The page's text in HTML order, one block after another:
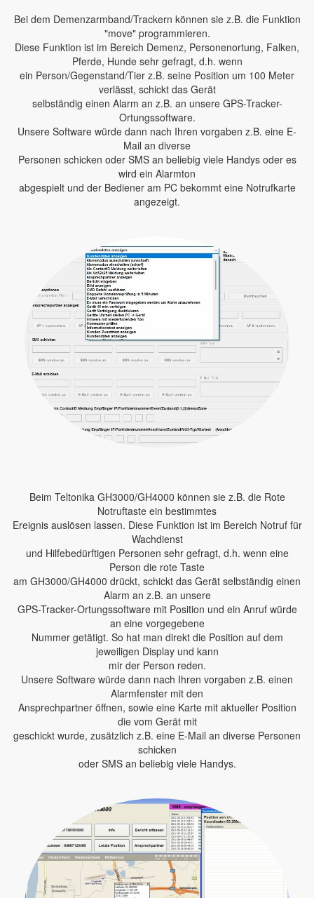
Bei dem Demenzarmband/Trackern können sie z.B. die Funktion
"move" programmieren.
Diese Funktion ist im Bereich Demenz, Personenortung, Falken,
Pferde, Hunde sehr gefragt, d.h. wenn
ein Person/Gegenstand/Tier z.B. seine Position um 100 Meter
verlässt, schickt das Gerät
selbständig einen Alarm an z.B. an unsere GPS-Tracker-
Ortungssoftware.
Unsere Software würde dann nach Ihren vorgaben z.B. eine E-
Mail an diverse
Personen schicken oder SMS an beliebig viele Handys oder es
wird ein Alarmton
abgespielt und der Bediener am PC bekommt eine Notrufkarte
angezeigt.
Beim Teltonika GH3000/GH4000 können sie z.B. die Rote
Notruftaste ein bestimmtes
Ereignis auslösen lassen. Diese Funktion ist im Bereich Notruf für
Wachdienst
und Hilfebedürftigen Personen sehr gefragt, d.h. wenn eine
Person die rote Taste
am GH3000/GH4000 drückt, schickt das Gerät selbständig einen
Alarm an z.B. an unsere
GPS-Tracker-Ortungssoftware mit Position und ein Anruf würde
an eine vorgegebene
Nummer getätigt. So hat man direkt die Position auf dem
jeweiligen Display und kann
mir der Person reden.
Unsere Software würde dann nach Ihren vorgaben z.B. einen
Alarmfenster mit den
Ansprechpartner öffnen, sowie eine Karte mit aktueller Position
die vom Gerät mit
geschickt wurde, zusätzlich z.B. eine E-Mail an diverse Personen
schicken
oder SMS an beliebig viele Handys.